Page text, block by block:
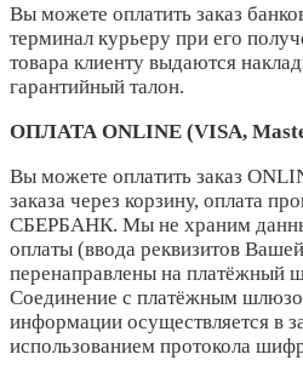
Вы можете оплатить заказ
терминал курьеру при его
товара клиенту выдаются
гарантийный талон.
ОПЛАТА ONLINE (VISA,
Вы можете оплатить заказ
заказа через корзину, оплата
СБЕРБАНК. Мы не храним
оплаты (ввода реквизитов
перенаправлены на
Соединение с платёжным
информации осуществляется в
использованием протокола